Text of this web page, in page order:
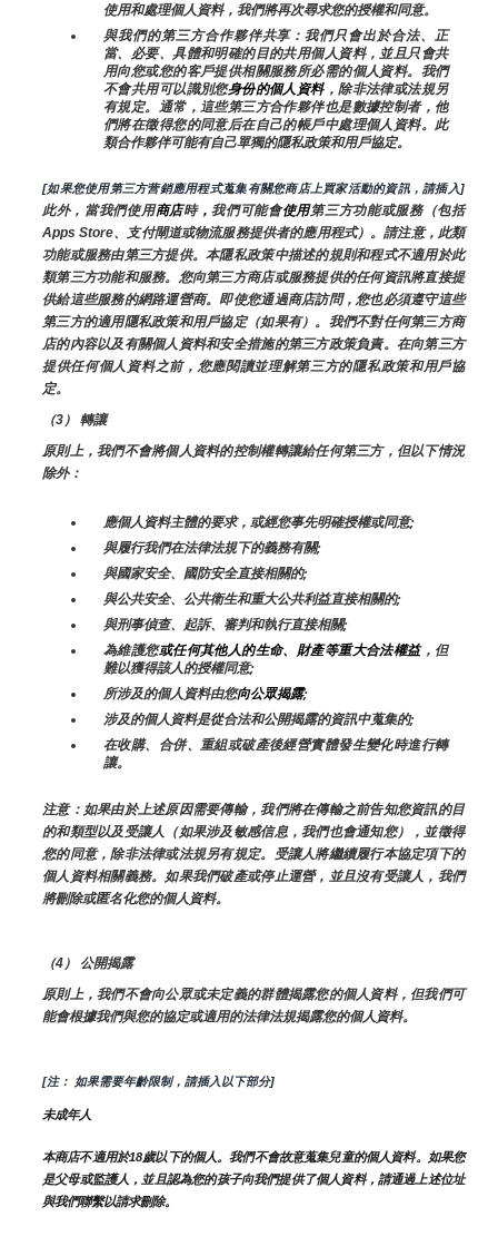
使用和處理個人資料，我們將再次尋求您的授權和同意。
與我們的第三方合作夥伴共享：我們只會出於合法、正
當、必要、具體和明確的目的共用個人資料，並且只會共
用向您或您的客戶提供相關服務所必需的個人資料。我們
不會共用可以識別您身份的個人資料，除非法律或法規另
有規定。通常，這些第三方合作夥伴也是數據控制者，他
們將在徵得您的同意后在自己的帳戶中處理個人資料。此
類合作夥伴可能有自己單獨的隱私政策和用戶協定。
[如果您使用第三方营銷應用程式蒐集有關您商店上買家活動的資訊，請插入]
此外，當我們使用商店時，我們可能會使用第三方功能或服務（包括
Apps Store、支付閘道或物流服務提供者的應用程式）。請注意，此類
功能或服務由第三方提供。本隱私政策中描述的規則和程式不適用於此
類第三方功能和服務。您向第三方商店或服務提供的任何資訊將直接提
供給這些服務的網路運營商。即使您通過商店訪問，您也必須遵守這些
第三方的適用隱私政策和用戶協定（如果有）。我們不對任何第三方商
店的內容以及有關個人資料和安全措施的第三方政策負責。在向第三方
提供任何個人資料之前，您應閱讀並理解第三方的隱私政策和用戶協
定。
（3） 轉讓
原則上，我們不會將個人資料的控制權轉讓給任何第三方，但以下情況
除外：
應個人資料主體的要求，或經您事先明確授權或同意;
與履行我們在法律法規下的義務有關;
與國家安全、國防安全直接相關的;
與公共安全、公共衛生和重大公共利益直接相關的;
與刑事偵查、起訴、審判和執行直接相關;
為維護您或任何其他人的生命、財產等重大合法權益，但
難以獲得該人的授權同意;
所涉及的個人資料由您向公眾揭露;
涉及的個人資料是從合法和公開揭露的資訊中蒐集的;
在收購、合併、重組或破產後經營實體發生變化時進行轉
讓。
注意：如果由於上述原因需要傳輸，我們將在傳輸之前告知您資訊的目
的和類型以及受讓人（如果涉及敏感信息，我們也會通知您），並徵得
您的同意，除非法律或法規另有規定。受讓人將繼續履行本協定項下的
個人資料相關義務。如果我們破產或停止運營，並且沒有受讓人，我們
將刪除或匿名化您的個人資料。
（4） 公開揭露
原則上，我們不會向公眾或未定義的群體揭露您的個人資料，但我們可
能會根據我們與您的協定或適用的法律法規揭露您的個人資料。
[注： 如果需要年齡限制，請插入以下部分]
未成年人
本商店不適用於18歲以下的個人。我們不會故意蒐集兒童的個人資料。如果您
是父母或監護人，並且認為您的孩子向我們提供了個人資料，請通過上述位址
與我們聯繫以請求刪除。